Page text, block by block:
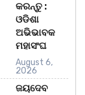
କରନ୍ତୁ :
ଓଡିଶା
ଅଭିଭାବକ
ମହାସଂଘ
August 6,
2026
ଜୟଦେବ